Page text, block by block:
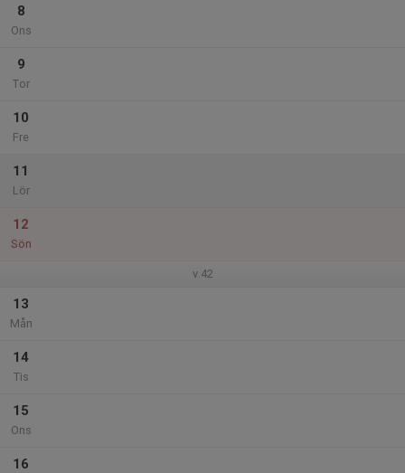
8
Ons
9
Tor
10
Fre
11
Lör
12
Sön
v.42
13
Mån
14
Tis
15
Ons
16